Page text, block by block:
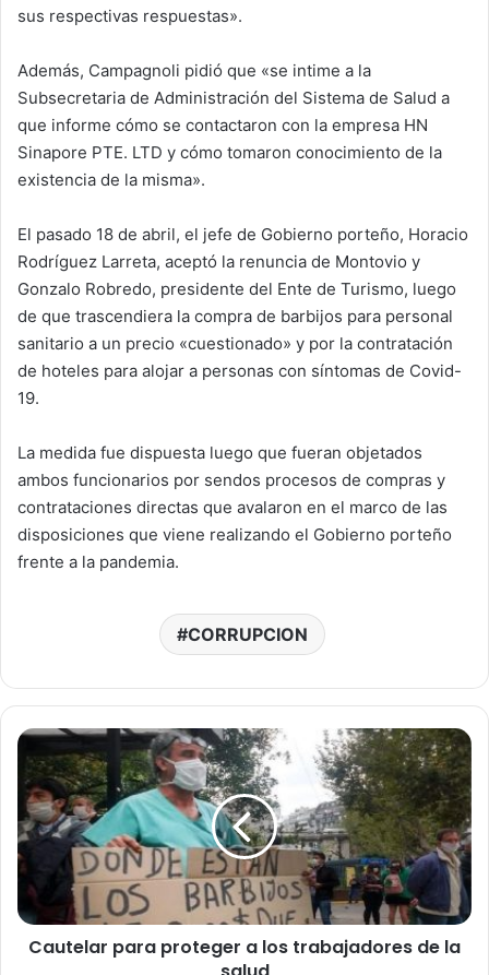
sus respectivas respuestas».
Además, Campagnoli pidió que «se intime a la
Subsecretaria de Administración del Sistema de Salud a
que informe cómo se contactaron con la empresa HN
Sinapore PTE. LTD y cómo tomaron conocimiento de la
existencia de la misma».
El pasado 18 de abril, el jefe de Gobierno porteño, Horacio
Rodríguez Larreta, aceptó la renuncia de Montovio y
Gonzalo Robredo, presidente del Ente de Turismo, luego
de que trascendiera la compra de barbijos para personal
sanitario a un precio «cuestionado» y por la contratación
de hoteles para alojar a personas con síntomas de Covid-
19.
La medida fue dispuesta luego que fueran objetados
ambos funcionarios por sendos procesos de compras y
contrataciones directas que avalaron en el marco de las
disposiciones que viene realizando el Gobierno porteño
frente a la pandemia.
CORRUPCION
C
u
e
l
a
p
Cautelar para proteger a los trabajadores de la